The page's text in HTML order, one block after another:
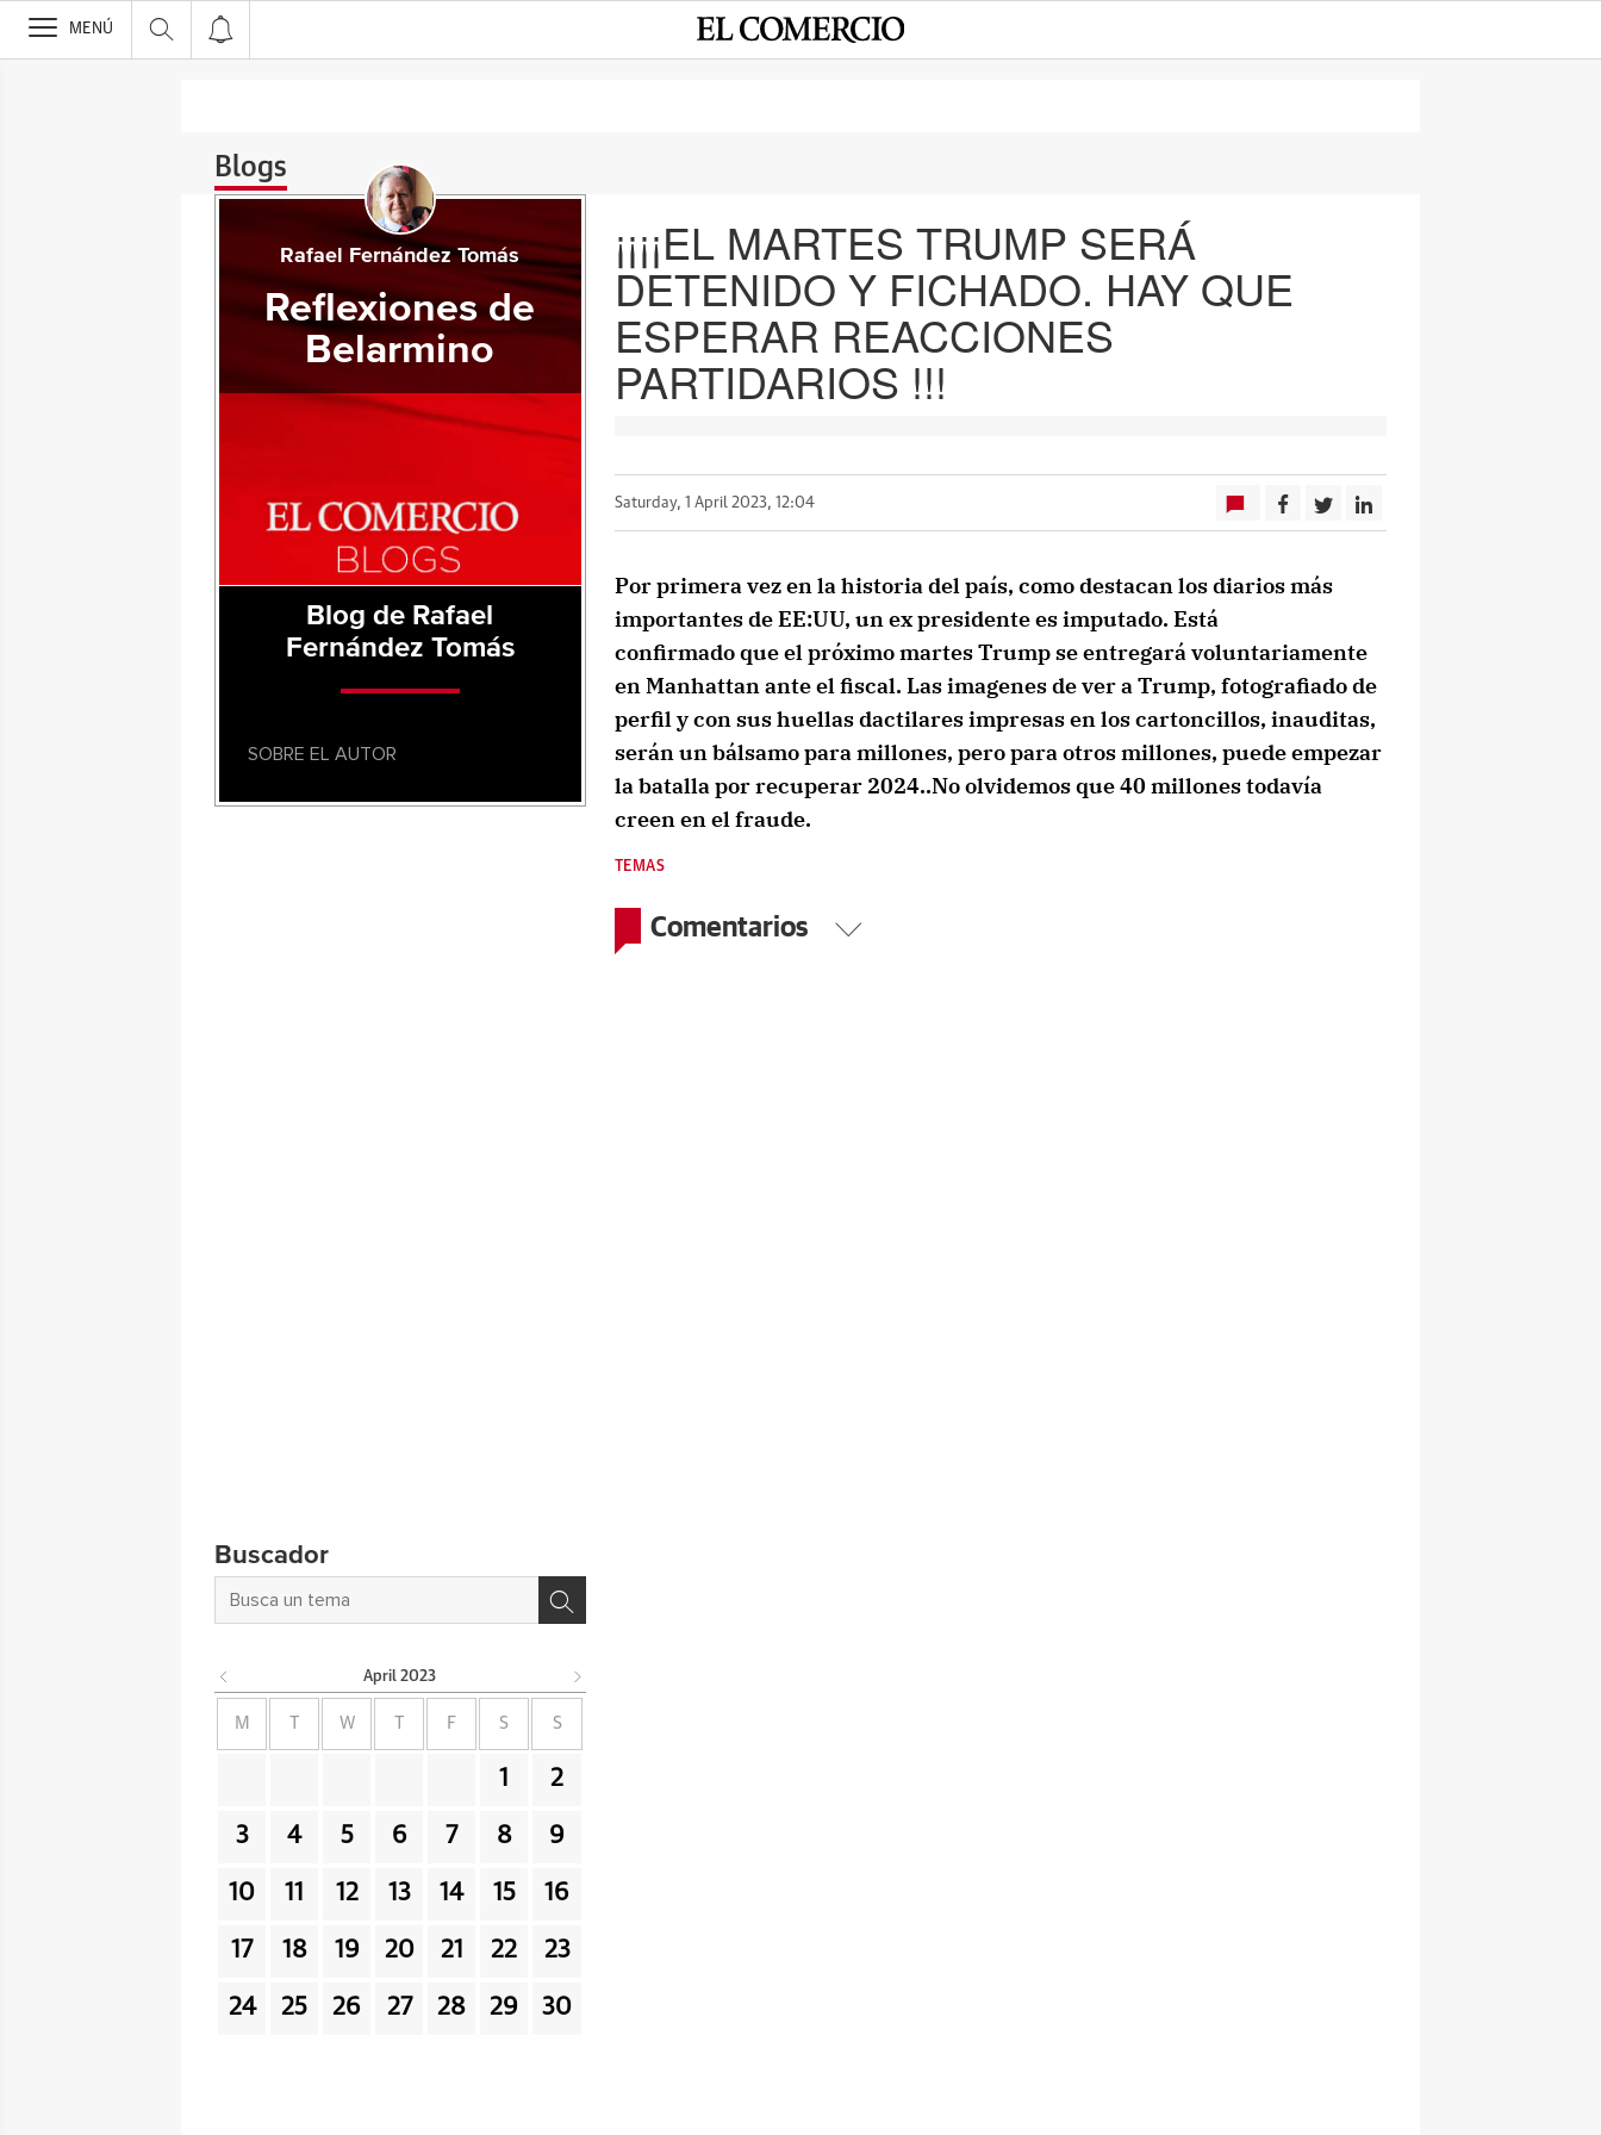
>
MENÚ
Blogs
¡¡¡¡EL MARTES TRUMP SERÁ
DETENIDO Y FICHADO. HAY QUE
ESPERAR REACCIONES
PARTIDARIOS !!!
Saturday, 1 April 2023, 12:04
Por primera vez en la historia del país, como destacan los diarios más
importantes de EE:UU, un ex presidente es imputado. Está
confirmado que el próximo martes Trump se entregará voluntariamente
en Manhattan ante el fiscal. Las imagenes de ver a Trump, fotografiado de
perfil y con sus huellas dactilares impresas en los cartoncillos, inauditas,
serán un bálsamo para millones, pero para otros millones, puede empezar
la batalla por recuperar 2024..No olvidemos que 40 millones todavía
creen en el fraude.
TEMAS
Comentarios
Rafael Fernández Tomás
Reflexiones de
Belarmino
Blog de Rafael
Fernández Tomás
SOBRE EL AUTOR
Buscador
April 2023
M W F S S
1 2
3 4 5 6 7 8 9
10 11 12 13 14 15 16
17 18 19 20 21 22 23
24 25 26 27 28 29 30